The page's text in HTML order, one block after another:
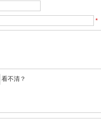
*
看不清？